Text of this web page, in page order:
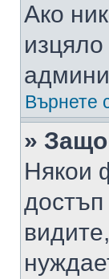
Ако
Върнете
»
Някои